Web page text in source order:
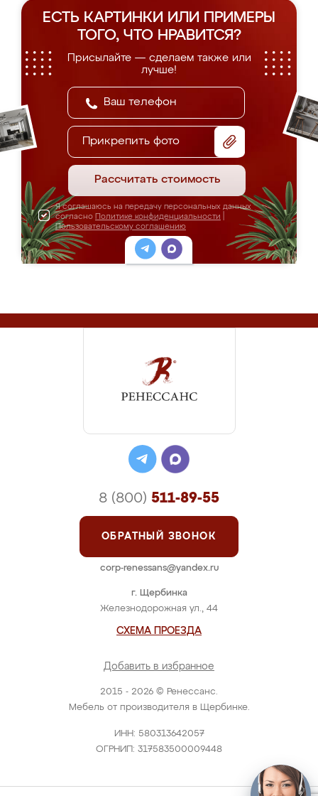
ЕСТЬ КАРТИНКИ ИЛИ ПРИМЕРЫ
ТОГО, ЧТО НРАВИТСЯ?
Присылайте — сделаем также или
лучше!
Прикрепить фото
Рассчитать стоимость
Я соглашаюсь на передачу персональных данных
согласно Политике конфиденциальности
Пользовательскому соглашению
2015 - 2026 © Ренессанс.
Мебель от производителя в Щербинке.
ИНН: 580313642057
ОГРНИП: 317583500009448
г. Щербинка
Железнодорожная ул., 44
СХЕМА ПРОЕЗДА
Добавить в избранное
8 (800) 511-89-55
ОБРАТНЫЙ ЗВОНОК
corp-renessans@yandex.ru